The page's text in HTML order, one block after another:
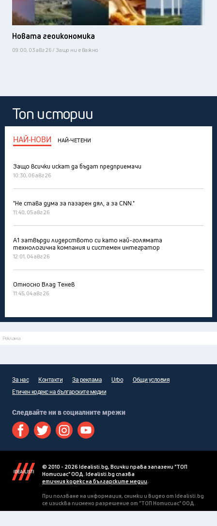
Новата геоикономика
09:00, 03 авг 26 / Защо ни е важно
Топ истории
НАЙ-НОВИ НАЙ-ЧЕТЕНИ
Защо всички искат да бъдат предприемачи
10:30, 06 авг 26
"Не става дума за пазарен дял, а за CNN."
11:40, 05 авг 26
А1 затвърди лидерството си като най-голямата
технологична компания и системен интегратор
12:01, 04 авг 26
Относно Влад Тенев
11:45, 04 авг 26
Реклама
За нас Контакти За реклама Urbo
Общи условия
Етичен кодекс на българските медии
Следвайте ни в социалните мрежи
© 2010 - 2026 Idealisti.bg, Всички права запазени "ТОП
Нотисиас" ООД. Idealisti.bg спазва
етичния кодекс на българските медии
При ползване на информация, снимки и видео от Idealisti.bg
се изисква писмено разрешение от "ТОП Нотисиас" ООД.